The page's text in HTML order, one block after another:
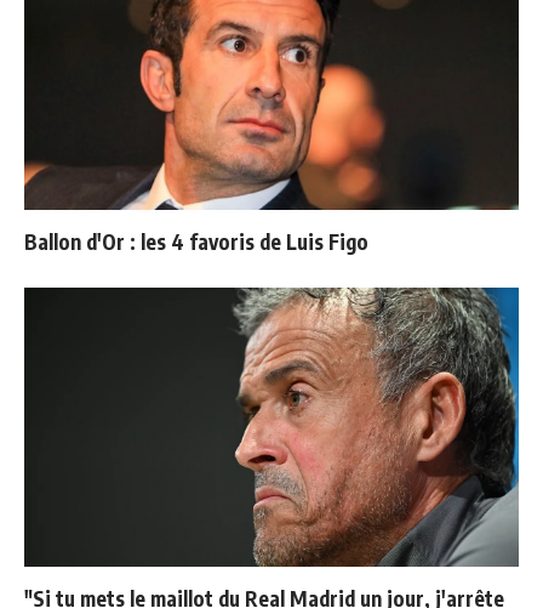
Ballon d'Or : les 4 favoris de Luis Figo
"Si tu mets le maillot du Real Madrid un jour, j'arrête